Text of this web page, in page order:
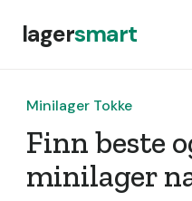
lagersmart
Minilager Tokke
Finn beste
minilager